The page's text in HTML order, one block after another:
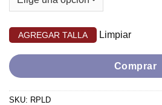
Limpiar
Comprar
SKU: RPLD